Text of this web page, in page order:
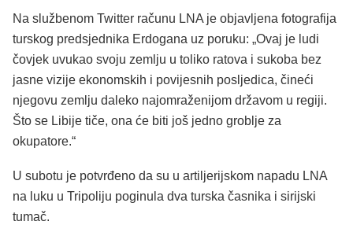
Na službenom Twitter računu LNA je objavljena fotografija
turskog predsjednika Erdogana uz poruku: „Ovaj je ludi
čovjek uvukao svoju zemlju u toliko ratova i sukoba bez
jasne vizije ekonomskih i povijesnih posljedica, čineći
njegovu zemlju daleko najomraženijom državom u regiji.
Što se Libije tiče, ona će biti još jedno groblje za
okupatore.“
U subotu je potvrđeno da su u artiljerijskom napadu LNA
na luku u Tripoliju poginula dva turska časnika i sirijski
tumač.